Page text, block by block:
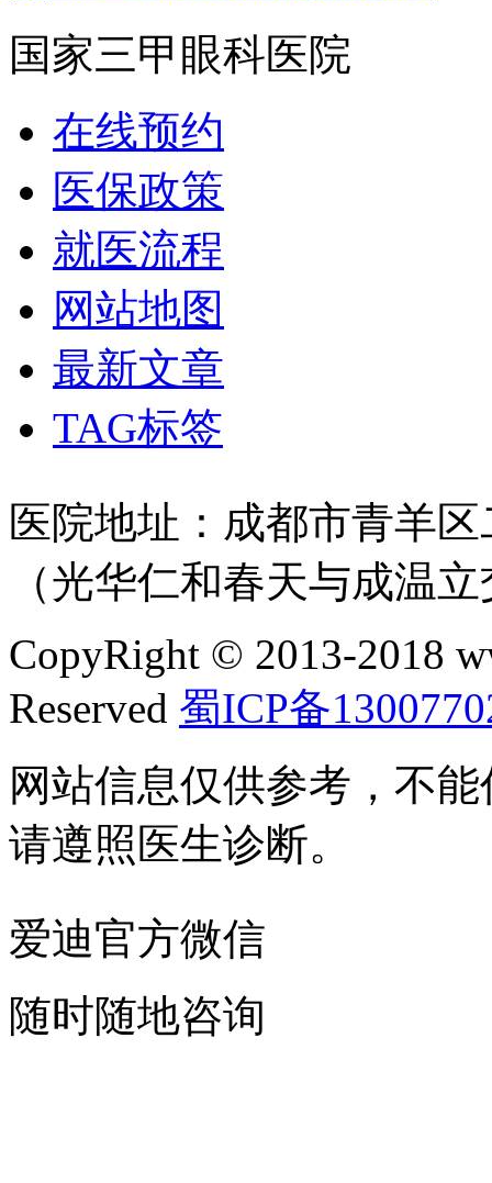
国家三甲眼科医院
在线预约
医保政策
就医流程
网站地图
最新文章
TAG标签
医院地址：成都市青羊
（光华仁和春天与成温
CopyRight © 2013-2018
Reserved 蜀ICP备
网站信息仅供参考，不
请遵照医生诊断。
爱迪官方微信
随时随地咨询